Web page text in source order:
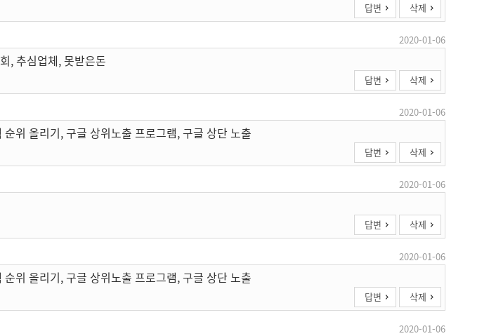
답변 삭제
2020-01-06
, 추심업체, 못받은돈
답변 삭제
2020-01-06
위 올리기, 구글 상위노출 프로그램, 구글 상단 노출
답변 삭제
2020-01-06
답변 삭제
2020-01-06
위 올리기, 구글 상위노출 프로그램, 구글 상단 노출
답변 삭제
2020-01-06